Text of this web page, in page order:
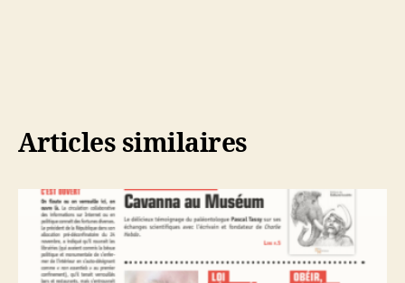
Articles similaires